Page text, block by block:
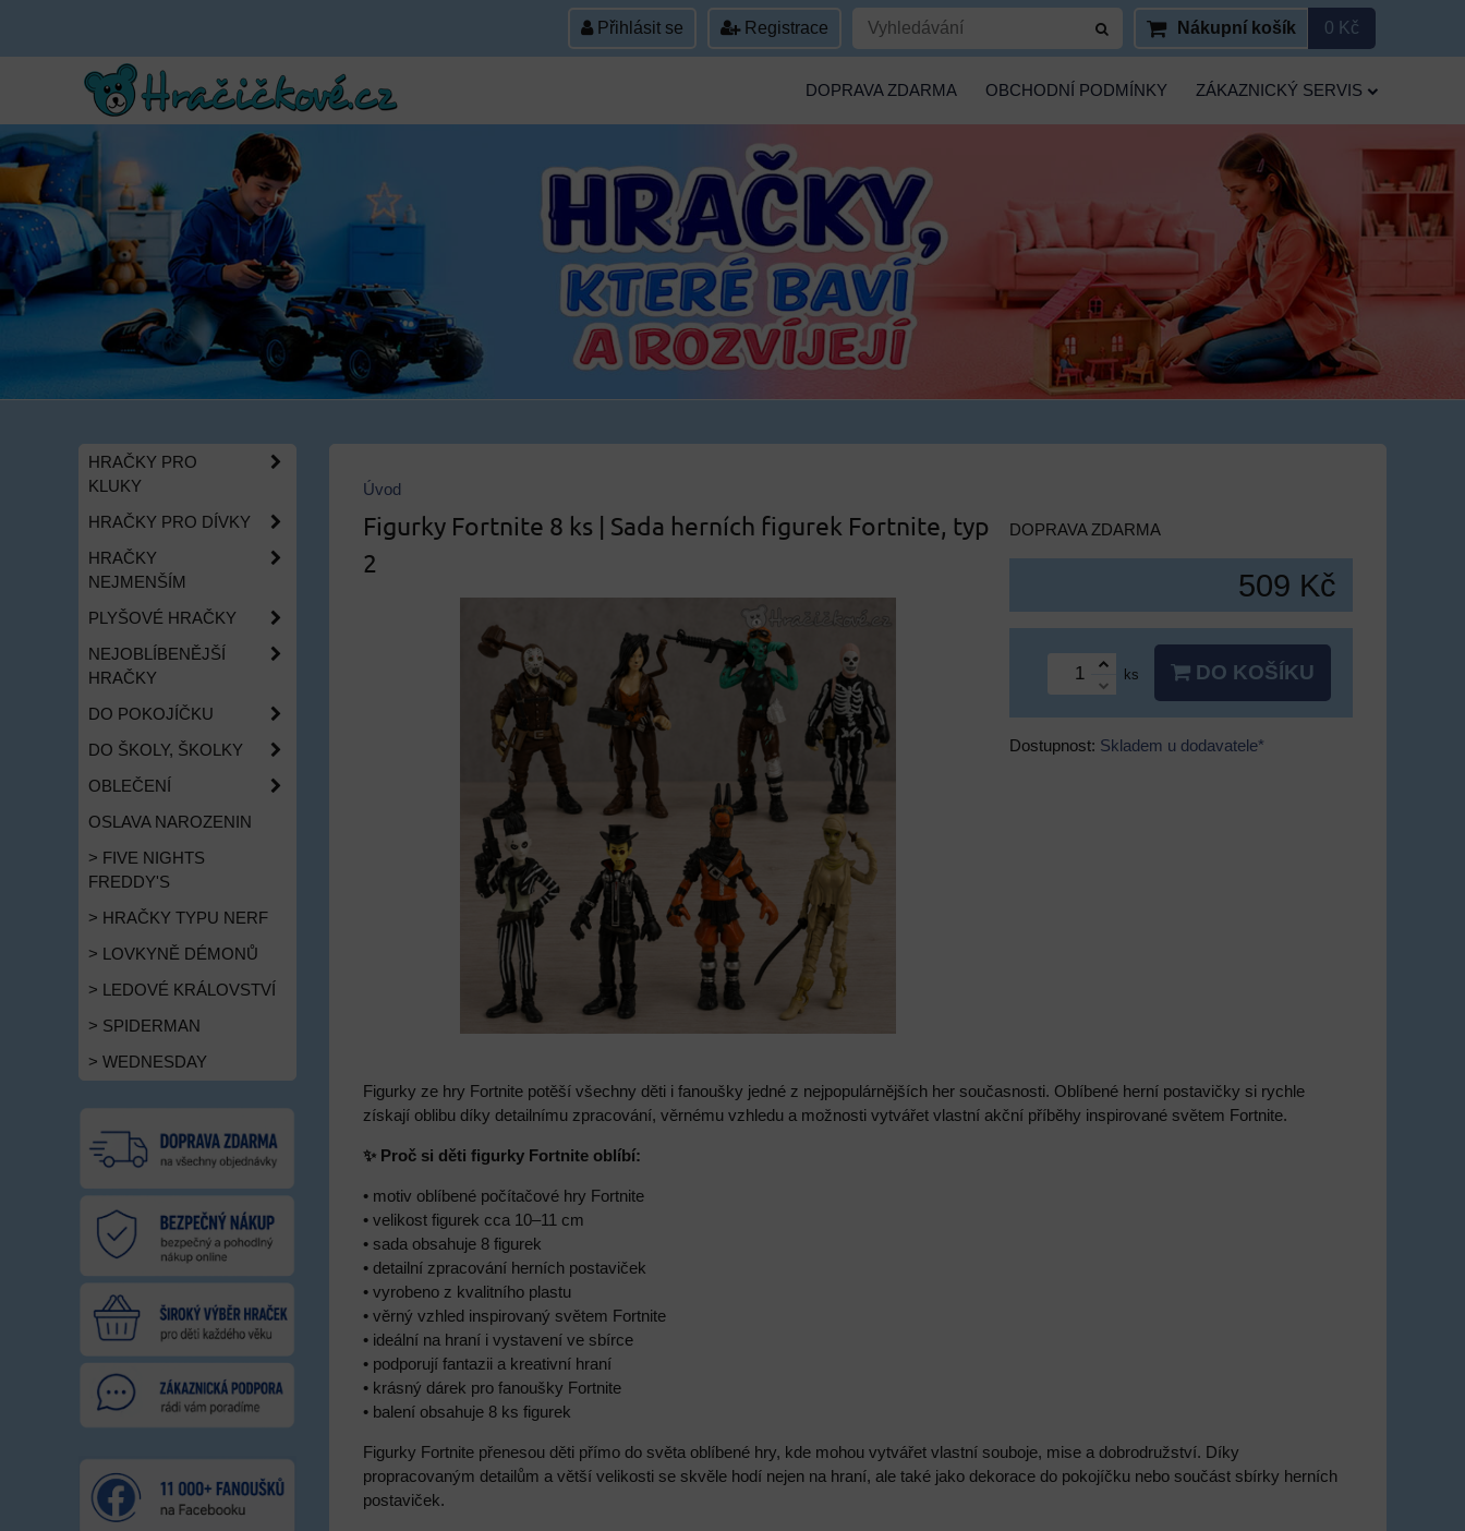
Přihlásit se Registrace Nákupní košík 0 Kč
DOPRAVA ZDARMA OBCHODNÍ PODMÍNKY ZÁKAZNICKÝ SERVIS
Úvod
Figurky Fortnite 8 ks | Sada herních figurek Fortnite, typ
2
DOPRAVA ZDARMA
509 Kč
ks DO KOŠÍKU
Dostupnost: Skladem u dodavatele*
Figurky ze hry Fortnite potěší všechny děti i fanoušky jedné z nejpopulárnějších her současnosti. Oblíbené herní postavičky si rychle
získají oblibu díky detailnímu zpracování, věrnému vzhledu a možnosti vytvářet vlastní akční příběhy inspirované světem Fortnite.
✨ Proč si děti figurky Fortnite oblíbí:
• motiv oblíbené počítačové hry Fortnite
• velikost figurek cca 10–11 cm
• sada obsahuje 8 figurek
• detailní zpracování herních postaviček
• vyrobeno z kvalitního plastu
• věrný vzhled inspirovaný světem Fortnite
• ideální na hraní i vystavení ve sbírce
• podporují fantazii a kreativní hraní
• krásný dárek pro fanoušky Fortnite
• balení obsahuje 8 ks figurek
Figurky Fortnite přenesou děti přímo do světa oblíbené hry, kde mohou vytvářet vlastní souboje, mise a dobrodružství. Díky
propracovaným detailům a větší velikosti se skvěle hodí nejen na hraní, ale také jako dekorace do pokojíčku nebo součást sbírky herních
postaviček.
HRAČKY PRO
KLUKY
HRAČKY PRO DÍVKY
HRAČKY
NEJMENŠÍM
PLYŠOVÉ HRAČKY
NEJOBLÍBENĚJŠÍ
HRAČKY
DO POKOJÍČKU
DO ŠKOLY, ŠKOLKY
OBLEČENÍ
OSLAVA NAROZENIN
> FIVE NIGHTS
FREDDY'S
> HRAČKY TYPU NERF
> LOVKYNĚ DÉMONŮ
> LEDOVÉ KRÁLOVSTVÍ
> SPIDERMAN
> WEDNESDAY